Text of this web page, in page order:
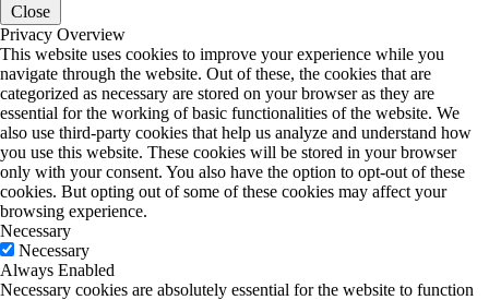
Close
Privacy Overview
This website uses cookies to improve your experience while you
navigate through the website. Out of these, the cookies that are
categorized as necessary are stored on your browser as they are
essential for the working of basic functionalities of the website. We
also use third-party cookies that help us analyze and understand how
you use this website. These cookies will be stored in your browser
only with your consent. You also have the option to opt-out of these
cookies. But opting out of some of these cookies may affect your
browsing experience.
Necessary
Necessary
Always Enabled
Necessary cookies are absolutely essential for the website to function